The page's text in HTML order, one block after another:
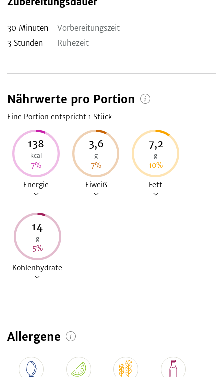
Zubereitungsdauer
30 Minuten
Vorbereitungszeit
3 Stunden Ruhezeit
Nährwerte pro Portion
Eine Portion entspricht 1 Stück
138
kcal
7%
Energie
3,6
g
7%
Eiweiß
7,2
g
10%
Fett
14
g
5%
Kohlenhydrate
Allergene